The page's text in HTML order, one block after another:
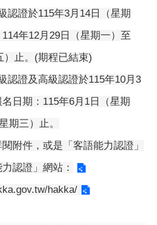
認證於115年3月14日（星期
年12月29日（星期一）至
）止。(期程已結束)
認證及高級認證於115年10月3
日期：115年6月1日（星期
期三）止。
附件，或是「客語能力認證」
認證」網站：
hakka/